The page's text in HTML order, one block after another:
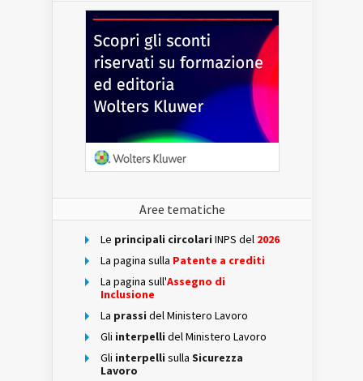
Aree tematiche
Le principali circolari INPS del 2026
La pagina sulla Patente a crediti
La pagina sull'Assegno di
Inclusione
La prassi del Ministero Lavoro
Gli interpelli del Ministero Lavoro
Gli interpelli sulla Sicurezza
Lavoro